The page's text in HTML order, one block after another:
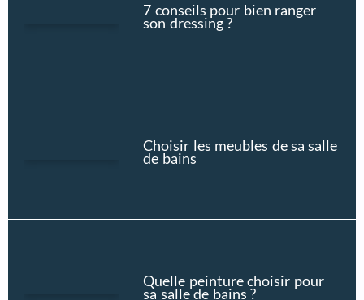
7 conseils pour bien ranger
son dressing ?
Choisir les meubles de sa salle
de bains
Quelle peinture choisir pour
sa salle de bains ?